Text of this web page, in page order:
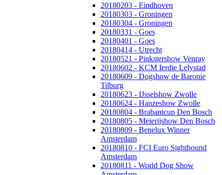
20180203 - Eindhoven
20180303 - Groningen
20180304 - Groningen
20180331 - Goes
20180401 - Goes
20180414 - Utrecht
20180521 - Pinkstershow Venray
20180602 - KCM Ierdie Lelystad
20180609 - Dogshow de Baronie
Tilburg
20180623 - IJsselshow Zwolle
20180624 - Hanzeshow Zwolle
20180804 - Brabantcup Den Bosch
20180805 - Meierijshow Den Bosch
20180809 - Benelux Winner
Amsterdam
20180810 - FCI Euro Sighthound
Amsterdam
20180811 - World Dog Show